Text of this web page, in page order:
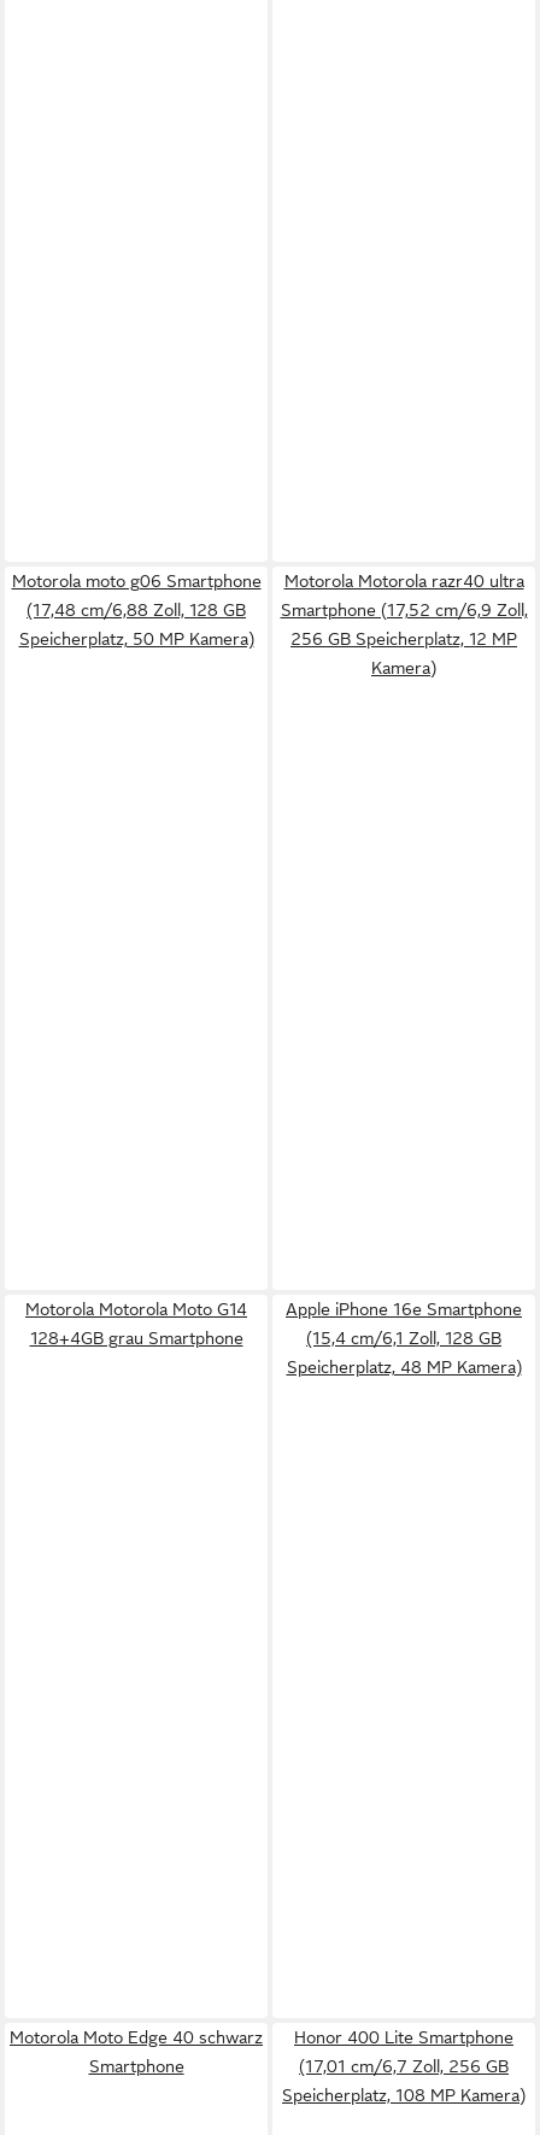
Motorola moto g06 Smartphone
(17,48 cm/6,88 Zoll, 128 GB
Speicherplatz, 50 MP Kamera)
Motorola Motorola razr40 ultra
Smartphone (17,52 cm/6,9 Zoll,
256 GB Speicherplatz, 12 MP
Kamera)
Motorola Motorola Moto G14
128+4GB grau Smartphone
Apple iPhone 16e Smartphone
(15,4 cm/6,1 Zoll, 128 GB
Speicherplatz, 48 MP Kamera)
Motorola Moto Edge 40 schwarz
Smartphone
Honor 400 Lite Smartphone
(17,01 cm/6,7 Zoll, 256 GB
Speicherplatz, 108 MP Kamera)